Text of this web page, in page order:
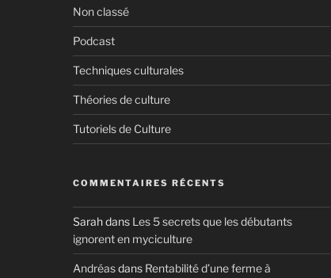
Non classé
Podcast
Techniques culturales
Théories de culture
Tutoriels de Culture
COMMENTAIRES RÉCENTS
Sarahdans Les 5 secrets que les débutants
ignorent en myciculture
Andréasdans Rentabilité d’une ferme à